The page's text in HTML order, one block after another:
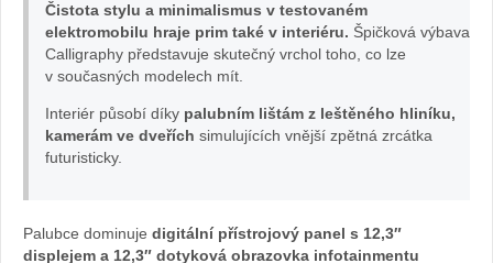
Foto
Čistota stylu a minimalismus v testovaném
elektromobilu hraje prim také v interiéru. Špičková výbava
Calligraphy představuje skutečný vrchol toho, co lze
v současných modelech mít.
Interiér působí díky palubním lištám z leštěného hliníku,
kamerám ve dveřích simulujících vnější zpětná zrcátka
futuristicky.
Palubce dominuje digitální přístrojový panel s 12,3″
displejem a 12,3″ dotyková obrazovka infotainmentu